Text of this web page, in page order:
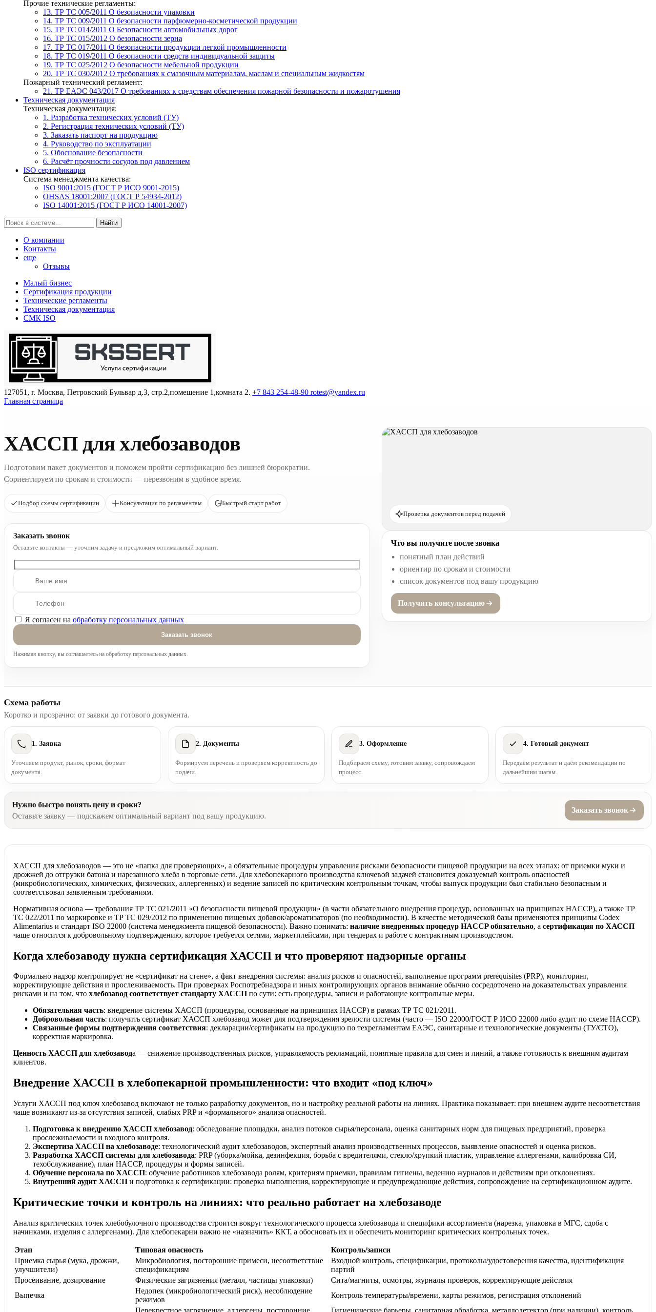
Прочие технические регламенты:
13. ТР ТС 005/2011 О безопасности упаковки
14. ТР ТС 009/2011 О безопасности парфюмерно-косметической продукции
15. ТР ТС 014/2011 О Безопасности автомобильных дорог
16. ТР ТС 015/2012 О безопасности зерна
17. ТР ТС 017/2011 О безопасности продукции легкой промышленности
18. ТР ТС 019/2011 О безопасности средств индивидуальной защиты
19. ТР ТС 025/2012 О безопасности мебельной продукции
20. ТР ТС 030/2012 О требованиях к смазочным материалам, маслам и специальным жидкостям
Пожарный технический регламент:
21. ТР ЕАЭС 043/2017 О требованиях к средствам обеспечения пожарной безопасности и пожаротушения
Техническая документация
Техническая документация:
1. Разработка технических условий (ТУ)
2. Регистрация технических условий (ТУ)
3. Заказать паспорт на продукцию
4. Руководство по эксплуатации
5. Обоснование безопасности
6. Расчёт прочности сосудов под давлением
ISO сертификация
Система менеджмента качества:
ISO 9001:2015 (ГОСТ Р ИСО 9001-2015)
OHSAS 18001:2007 (ГОСТ Р 54934-2012)
ISO 14001:2015 (ГОСТ Р ИСО 14001-2007)
Найти
О компании
Контакты
еще
Отзывы
Малый бизнес
Сертификация продукции
Технические регламенты
Техническая документация
СМК ISO
127051, г. Москва, Петровский Бульвар д.3, стр.2,помещение 1,комната 2. +7 843 254-48-90 rotest@yandex.ru
Главная страница
ХАССП для хлебозаводов
Подготовим пакет документов и поможем пройти сертификацию без лишней бюрократии.
Сориентируем по срокам и стоимости — перезвоним в удобное время.
Подбор схемы сертификации Консультация по регламентам Быстрый старт работ
Заказать звонок
Оставьте контакты — уточним задачу и предложим оптимальный вариант.
Оставьте это поле пустым.
Я согласен на обработку персональных данных
Нажимая кнопку, вы соглашаетесь на обработку персональных данных.
Проверка документов перед подачей
Что вы получите после звонка
понятный план действий
ориентир по срокам и стоимости
список документов под вашу продукцию
Получить консультацию
Схема работы
Коротко и прозрачно: от заявки до готового документа.
1. Заявка
Уточняем продукт, рынок, сроки, формат
документа.
2. Документы
Формируем перечень и проверяем корректность до
подачи.
3. Оформление
Подбираем схему, готовим заявку, сопровождаем
процесс.
4. Готовый документ
Передаём результат и даём рекомендации по
дальнейшим шагам.
Нужно быстро понять цену и сроки?
Оставьте заявку — подскажем оптимальный вариант под вашу продукцию.
Заказать звонок
ХАССП для хлебозаводов — это не «папка для проверяющих», а обязательные процедуры управления рисками безопасности пищевой продукции на всех этапах: от приемки муки и
дрожжей до отгрузки батона и нарезанного хлеба в торговые сети. Для хлебопекарного производства ключевой задачей становится доказуемый контроль опасностей
(микробиологических, химических, физических, аллергенных) и ведение записей по критическим контрольным точкам, чтобы выпуск продукции был стабильно безопасным и
соответствовал заявленным требованиям.
Нормативная основа — требования ТР ТС 021/2011 «О безопасности пищевой продукции» (в части обязательного внедрения процедур, основанных на принципах HACCP), а также ТР
ТС 022/2011 по маркировке и ТР ТС 029/2012 по применению пищевых добавок/ароматизаторов (по необходимости). В качестве методической базы применяются принципы Codex
Alimentarius и стандарт ISO 22000 (система менеджмента пищевой безопасности). Важно понимать: наличие внедренных процедур HACCP обязательно, а сертификация по ХАССП
чаще относится к добровольному подтверждению, которое требуется сетями, маркетплейсами, при тендерах и работе с контрактным производством.
Когда хлебозаводу нужна сертификация ХАССП и что проверяют надзорные органы
Формально надзор контролирует не «сертификат на стене», а факт внедрения системы: анализ рисков и опасностей, выполнение программ prerequisites (PRP), мониторинг,
корректирующие действия и прослеживаемость. При проверках Роспотребнадзора и иных контролирующих органов внимание обычно сосредоточено на доказательствах управления
рисками и на том, что хлебозавод соответствует стандарту ХАССП по сути: есть процедуры, записи и работающие контрольные меры.
Обязательная часть: внедрение системы ХАССП (процедуры, основанные на принципах HACCP) в рамках ТР ТС 021/2011.
Добровольная часть: получить сертификат ХАССП хлебозавод может для подтверждения зрелости системы (часто — ISO 22000/ГОСТ Р ИСО 22000 либо аудит по схеме HACCP).
Связанные формы подтверждения соответствия: декларации/сертификаты на продукцию по техрегламентам ЕАЭС, санитарные и технологические документы (ТУ/СТО),
корректная маркировка.
Ценность ХАССП для хлебозавода — снижение производственных рисков, управляемость рекламаций, понятные правила для смен и линий, а также готовность к внешним аудитам
клиентов.
Внедрение ХАССП в хлебопекарной промышленности: что входит «под ключ»
Услуги ХАССП под ключ хлебозавод включают не только разработку документов, но и настройку реальной работы на линиях. Практика показывает: при внешнем аудите несоответствия
чаще возникают из‑за отсутствия записей, слабых PRP и «формального» анализа опасностей.
Подготовка к внедрению ХАССП хлебозавод: обследование площадки, анализ потоков сырья/персонала, оценка санитарных норм для пищевых предприятий, проверка
прослеживаемости и входного контроля.
Экспертиза ХАССП на хлебозаводе: технологический аудит хлебозаводов, экспертный анализ производственных процессов, выявление опасностей и оценка рисков.
Разработка ХАССП системы для хлебозавода: PRP (уборка/мойка, дезинфекция, борьба с вредителями, стекло/хрупкий пластик, управление аллергенами, калибровка СИ,
техобслуживание), план HACCP, процедуры и формы записей.
Обучение персонала по ХАССП: обучение работников хлебозавода ролям, критериям приемки, правилам гигиены, ведению журналов и действиям при отклонениях.
Внутренний аудит ХАССП и подготовка к сертификации: проверка выполнения, корректирующие и предупреждающие действия, сопровождение на сертификационном аудите.
Критические точки и контроль на линиях: что реально работает на хлебозаводе
Анализ критических точек хлебобулочного производства строится вокруг технологического процесса хлебозавода и специфики ассортимента (нарезка, упаковка в МГС, сдоба с
начинками, изделия с аллергенами). Для хлебопекарни важно не «назначить» ККТ, а обосновать их и обеспечить мониторинг критических контрольных точек.
Этап Типовая опасность
Контроль/записи
Приемка сырья (мука, дрожжи,
улучшители)
Микробиология, посторонние примеси, несоответствие
спецификациям
Входной контроль, спецификации, протоколы/удостоверения качества, идентификация
партий
Просеивание, дозирование
Физические загрязнения (металл, частицы упаковки)
Сита/магниты, осмотры, журналы проверок, корректирующие действия
Выпечка
Недопек (микробиологический риск), несоблюдение
режимов
Контроль температуры/времени, карты режимов, регистрация отклонений
Перекрестное загрязнение, аллергены, посторонние Гигиенические барьеры, санитарная обработка, металлодетектор (при наличии), контроль